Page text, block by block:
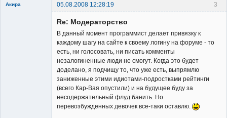
3
Акира 05.08.2008 12:28:19
Re: Модераторство
В данный момент программист делает привязку к
каждому шагу на сайте к своему логину на форуме - то
есть, ни голосовать, ни писать комменты
незалогиненные люди не смогут. Когда это будет
доделано, я подчищу то, что уже есть, выпрямлю
заниженные этими идиотами-подростками рейтинги
(всего Кар-Вая опустили) и на будущее буду за
несодержательный флуд банить. Но
перевозбужденных девочек все-таки оставлю.